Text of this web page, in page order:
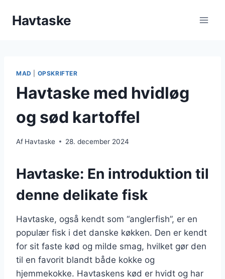
Havtaske
MAD OPSKRIFTER
Havtaske med hvidløg
og sød kartoffel
Af Havtaske 28. december 2024
Havtaske: En introduktion til
denne delikate fisk
Havtaske, også kendt som “anglerfish”, er en
populær fisk i det danske køkken. Den er kendt
for sit faste kød og milde smag, hvilket gør den
til en favorit blandt både kokke og
hjemmekokke. Havtaskens kød er hvidt og har